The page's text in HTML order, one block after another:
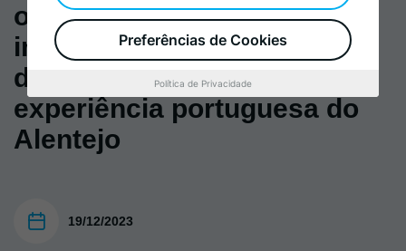
organizacional e funcional
inovadora de gestão no
desenvolvimento local: a
experiência portuguesa do
Alentejo
19/12/2023
Preferências de Cookies
Política de Privacidade